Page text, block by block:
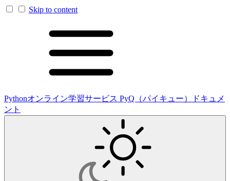
Skip to content
Pythonオンライン学習サービス PyQ（パイキュー）ドキュメ
ント